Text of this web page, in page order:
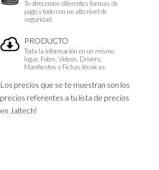
Te ofrecemos diferentes formas de
pago y todo con un alto nivel de
seguridad.
PRODUCTO
Toda la información en un mismo
lugar, Fotos, Vídeos, Drivers,
Manifiestos y Fichas técnicas.
Los precios que se te muestran son los
precios referentes a tu lista de precios
en Jaltech!